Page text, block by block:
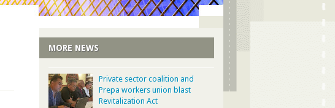
MORE NEWS
Private sector coalition and
Prepa workers union blast
Revitalization Act